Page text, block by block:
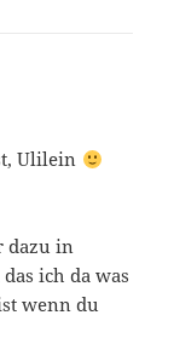
Ulilein
dazu in
ich da was
wenn du